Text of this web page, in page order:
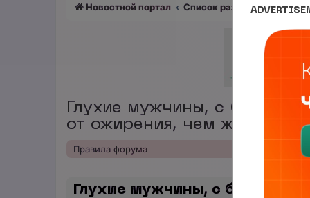
Новостной портал Список разделов
Глухие мужчины, с большей
от ожирения, чем женщины
Правила форума
Глухие мужчины, с большей